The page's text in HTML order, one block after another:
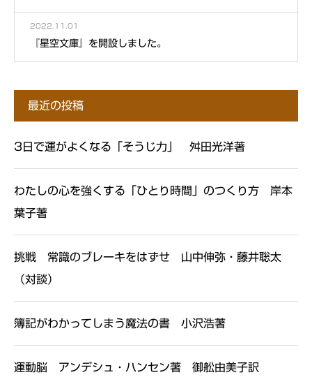
2022.11.01
『星空文庫』を開設しました。
最近の投稿
3日で運がよくなる「そうじ力」 舛田光洋著
わたしの心を強くする「ひとり時間」のつくり方 岸本
葉子著
挑戦 常識のブレーキをはずせ 山中伸弥・藤井聡太
（対談）
簿記がわかってしまう魔法の書 小沢浩著
運動脳 アンデシュ・ハンセン著 御舩由美子訳